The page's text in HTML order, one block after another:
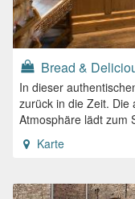
Bread &
In dieser
zurück in die Zeit. Die
Atmosphäre lädt zum
Karte